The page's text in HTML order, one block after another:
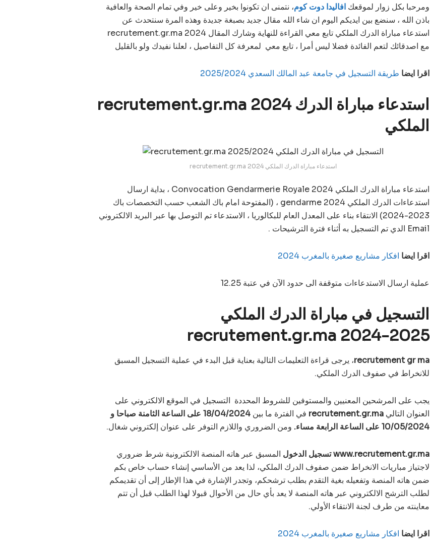
ومرحبا بكل زوار لموقعك افاليدا دوت كوم، نتمنى ان تكونوا بخير وعلى خير وفي تمام الصحة والعافية
باذن الله ، سنضع بين ايديكم اليوم ان شاء الله مقال جديد بصبغة جديدة وهذه المرة سنتحدث عن
recrutement.gr.ma 2024 استدعاء مباراة الدرك الملكي تابع معي القراءة للنهاية وشارك المقال
مع اصدقائك لتعم الفائدة فضلا ليس أمرا ، تابع معي لمعرفة كل التفاصيل ، لعلنا نفيدك ولو بالقليل
اقرا ايضا طريقة التسجيل في جامعة عبد المالك السعدي 2025/2024
recrutement.gr.ma 2024 استدعاء مباراة الدرك
الملكي
recrutement.gr.ma 2024 استدعاء مباراة الدرك الملكي
استدعاء مباراة الدرك الملكي 2024 Convocation Gendarmerie Royale ، بداية ارسال
استدعاءات الدرك الملكي gendarme 2024 ، (المفتوحة امام باك الشعب حسب التخصصات باك
2023-2024) الانتقاء بناء على المعدل العام للبكالوريا ، الاستدعاء تم التوصل بها عبر البريد الالكتروني
Email الدي تم التسجيل به أثناء فترة الترشيحات .
اقرا ايضا افكار مشاريع صغيرة بالمغرب 2024
عملية ارسال الاستدعاءات متوقفة الى حدود الآن في عتبة 12.25
التسجيل في مباراة الدرك الملكي
recrutement.gr.ma 2024-2025
recrutement gr ma، يرجى قراءة التعليمات التالية بعناية قبل البدء في عملية التسجيل المسبق
للانخراط في صفوف الدرك الملكي.
يجب على المرشحين المعنيين والمستوفين للشروط المحددة التسجيل في الموقع الالكتروني على
العنوان التالي recrutement.gr.ma في الفترة ما بين
18/04/2024 على الساعة الثامنة صباحا و
10/05/2024 على الساعة الرابعة مساء. ومن الضروري واللازم التوفر على عنوان إلكتروني شغال.
www.recrutement.gr.ma تسجيل الدخول
المسبق عبر هاته المنصة الالكترونية شرط ضروري
لاجتياز مباريات الانخراط ضمن صفوف الدرك الملكي، لذا يعد من الأساسي إنشاء حساب خاص بكم
ضمن هاته المنصة وتفعيله بغية التقدم بطلب ترشحكم، وتجدر الإشارة في هذا الإطار إلى أن تقديمكم
لطلب الترشح الالكتروني عبر هاته المنصة لا يعد بأي حال من الأحوال قبولا لهذا الطلب قبل أن تتم
معاينته من طرف لجنة الانتقاء الأولي.
اقرا ايضا افكار مشاريع صغيرة بالمغرب 2024